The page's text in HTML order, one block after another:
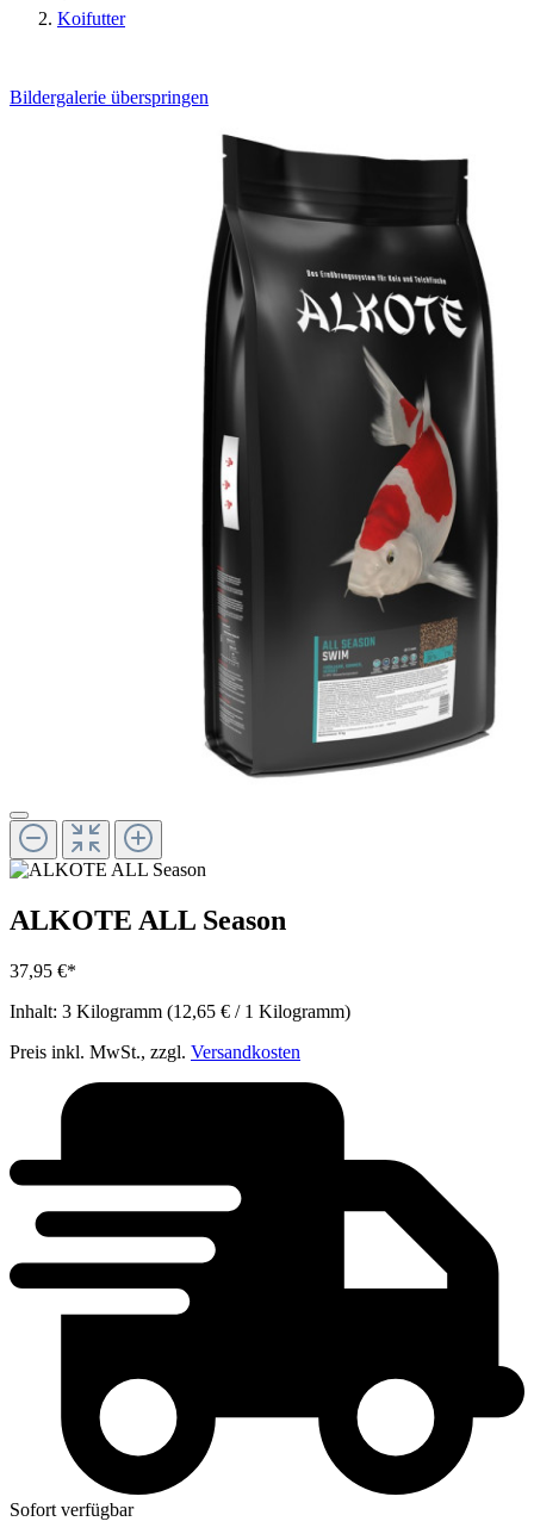
Koifutter
Bildergalerie überspringen
ALKOTE ALL Season
37,95 €*
Inhalt: 3 Kilogramm (12,65 € / 1 Kilogramm)
Preis inkl. MwSt., zzgl. Versandkosten
Sofort verfügbar